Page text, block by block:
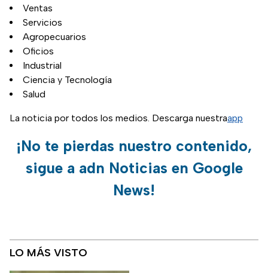
Ventas
Servicios
Agropecuarios
Oficios
Industrial
Ciencia y Tecnología
Salud
La noticia por todos los medios. Descarga nuestraapp
¡No te pierdas nuestro contenido,
sigue a adn Noticias en Google
News!
LO MÁS VISTO